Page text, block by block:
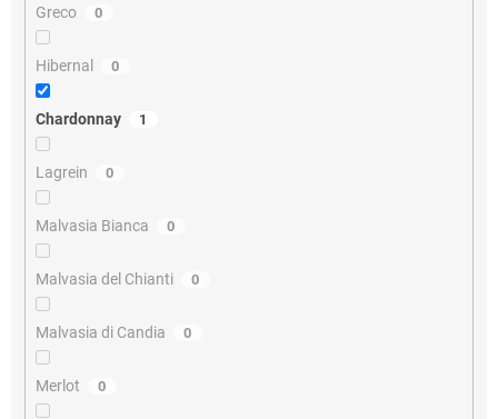
Greco 0
Hibernal 0
Chardonnay 1
Lagrein 0
Malvasia Bianca 0
Malvasia del Chianti 0
Malvasia di Candia 0
Merlot 0